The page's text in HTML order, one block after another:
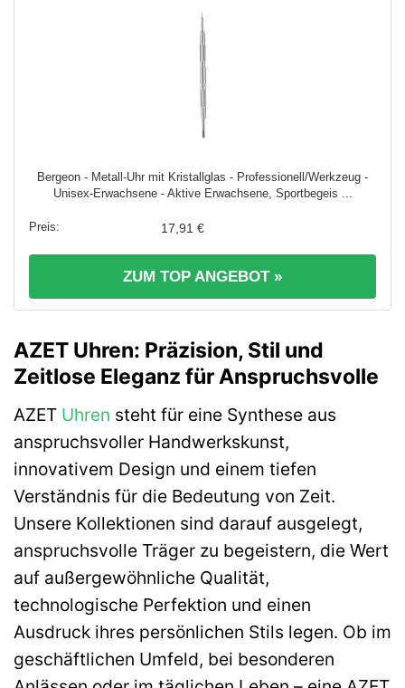
Bergeon - Metall-Uhr mit Kristallglas - Professionell/Werkzeug -
Unisex-Erwachsene - Aktive Erwachsene, Sportbegeis ...
17,91 €
ZUM TOP ANGEBOT »
AZET Uhren: Präzision, Stil und
Zeitlose Eleganz für Anspruchsvolle
AZET Uhren steht für eine Synthese aus
anspruchsvoller Handwerkskunst,
innovativem Design und einem tiefen
Verständnis für die Bedeutung von Zeit.
Unsere Kollektionen sind darauf ausgelegt,
anspruchsvolle Träger zu begeistern, die Wert
auf außergewöhnliche Qualität,
technologische Perfektion und einen
Ausdruck ihres persönlichen Stils legen. Ob im
geschäftlichen Umfeld, bei besonderen